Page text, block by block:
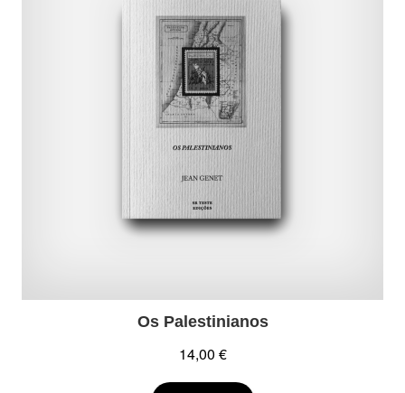
Os Palestinianos
14,00 €